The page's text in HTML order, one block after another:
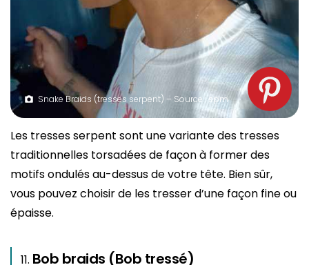
Snake Braids (tresses serpent) – Source : spm
Les tresses serpent sont une variante des tresses
traditionnelles torsadées de façon à former des
motifs ondulés au-dessus de votre tête. Bien sûr,
vous pouvez choisir de les tresser d’une façon fine ou
épaisse.
Bob braids (Bob tressé)